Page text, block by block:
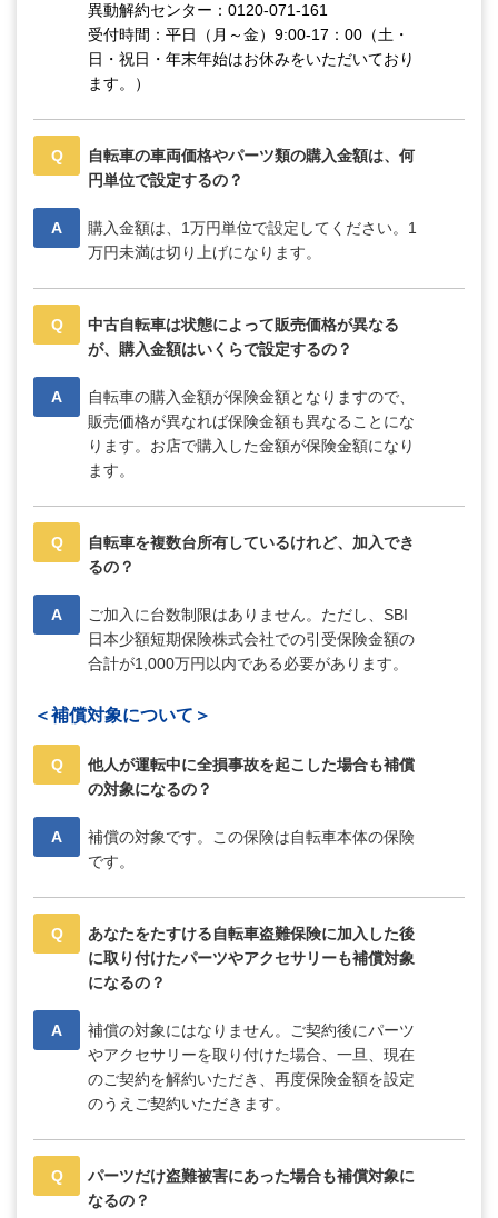
異動解約センター：0120-071-161
受付時間：平日（月～金）9:00-17：00（土・
日・祝日・年末年始はお休みをいただいており
ます。）
Q
自転車の車両価格やパーツ類の購入金額は、何
円単位で設定するの？
A
購入金額は、1万円単位で設定してください。1
万円未満は切り上げになります。
Q
中古自転車は状態によって販売価格が異なる
が、購入金額はいくらで設定するの？
A
自転車の購入金額が保険金額となりますので、
販売価格が異なれば保険金額も異なることにな
ります。お店で購入した金額が保険金額になり
ます。
Q
自転車を複数台所有しているけれど、加入でき
るの？
A
ご加入に台数制限はありません。ただし、SBI
日本少額短期保険株式会社での引受保険金額の
合計が1,000万円以内である必要があります。
＜補償対象について＞
Q
他人が運転中に全損事故を起こした場合も補償
の対象になるの？
A
補償の対象です。この保険は自転車本体の保険
です。
Q
あなたをたすける自転車盗難保険に加入した後
に取り付けたパーツやアクセサリーも補償対象
になるの？
A
補償の対象にはなりません。ご契約後にパーツ
やアクセサリーを取り付けた場合、一旦、現在
のご契約を解約いただき、再度保険金額を設定
のうえご契約いただきます。
Q
パーツだけ盗難被害にあった場合も補償対象に
なるの？